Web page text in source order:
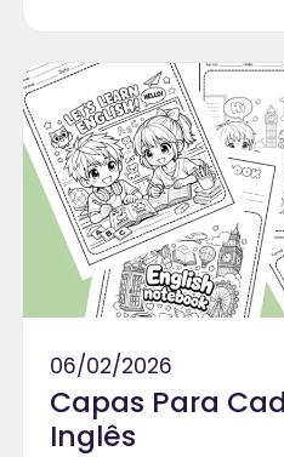
06/02/2026
Capas Para
Inglês